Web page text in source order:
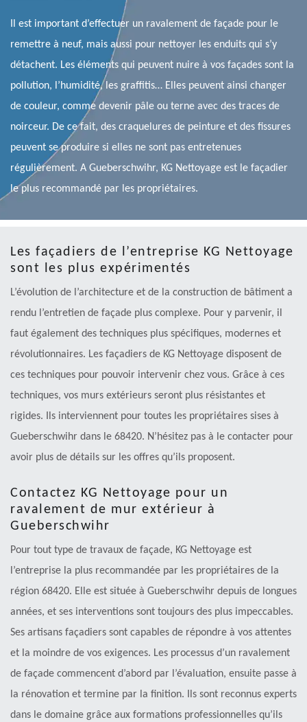
Il est important d’effectuer un ravalement de façade pour le
remettre à neuf, mais aussi pour nettoyer les enduits qui s’y
détachent. Les éléments qui peuvent nuire à vos façades sont la
pollution, l’humidité, les graffitis… Elles peuvent ainsi changer
de couleur, comme devenir pâle ou terne avec des traces de
noirceur. De ce fait, des craquelures de peinture et des fissures
peuvent se produire si elles ne sont pas entretenues
régulièrement. A Gueberschwihr, KG Nettoyage est le façadier
le plus recommandé par les propriétaires.
Les façadiers de l’entreprise KG Nettoyage
sont les plus expérimentés
L’évolution de l’architecture et de la construction de bâtiment a
rendu l’entretien de façade plus complexe. Pour y parvenir, il
faut également des techniques plus spécifiques, modernes et
révolutionnaires. Les façadiers de KG Nettoyage disposent de
ces techniques pour pouvoir intervenir chez vous. Grâce à ces
techniques, vos murs extérieurs seront plus résistantes et
rigides. Ils interviennent pour toutes les propriétaires sises à
Gueberschwihr dans le 68420. N’hésitez pas à le contacter pour
avoir plus de détails sur les offres qu’ils proposent.
Contactez KG Nettoyage pour un
ravalement de mur extérieur à
Gueberschwihr
Pour tout type de travaux de façade, KG Nettoyage est
l’entreprise la plus recommandée par les propriétaires de la
région 68420. Elle est située à Gueberschwihr depuis de longues
années, et ses interventions sont toujours des plus impeccables.
Ses artisans façadiers sont capables de répondre à vos attentes
et la moindre de vos exigences. Les processus d’un ravalement
de façade commencent d’abord par l’évaluation, ensuite passe à
la rénovation et termine par la finition. Ils sont reconnus experts
dans le domaine grâce aux formations professionnelles qu’ils